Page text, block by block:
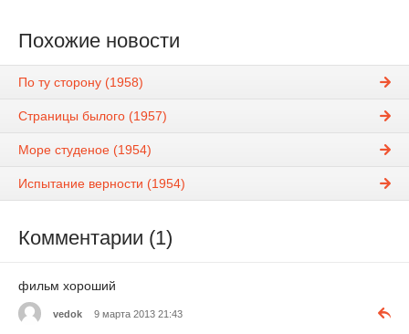
Похожие новости
По ту сторону (1958)
Страницы былого (1957)
Море студеное (1954)
Испытание верности (1954)
Комментарии (1)
фильм хороший
vedok 9 марта 2013 21:43